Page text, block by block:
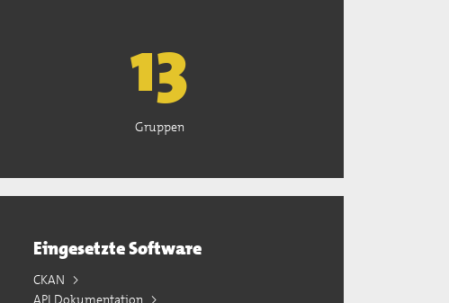
13
Gruppen
Eingesetzte Software
CKAN
API Dokumentation